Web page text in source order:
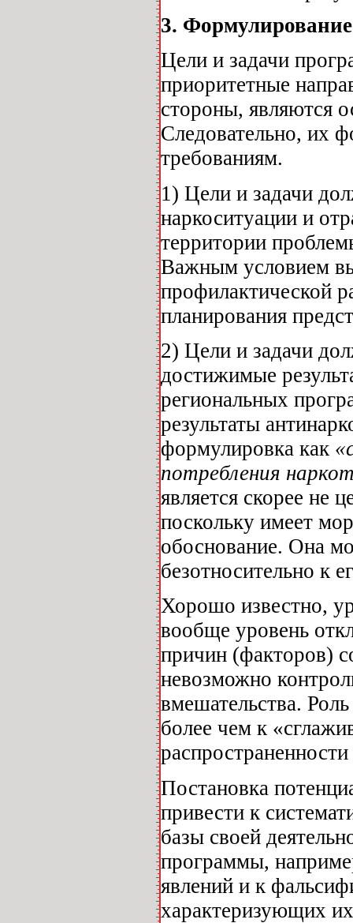
3.
Цели и задачи
приоритетные
стороны, являются
Следовательно, их
требованиям.
1) Цели и задачи
наркоситуации и
территории
Важным условием
профилактической
планирования
2) Цели и задачи
достижимые
региональных
результаты
формулировка как
потребления
является скорее не
поскольку имеет
обоснование. Она
безотносительно к
Хорошо известно,
вообще уровень
причин (факторов)
невозможно
вмешательства.
более чем к
Постановка
привести к
базы своей
программы,
явлений и к
характеризующих